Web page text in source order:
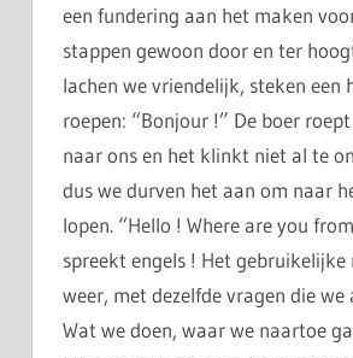
een fundering aan het maken
stappen gewoon door en ter
lachen we vriendelijk, steken een
roepen: “Bonjour !” De boer
naar ons en het klinkt niet al te
dus we durven het aan om naar
lopen. “Hello ! Where are you
spreekt engels ! Het
weer, met dezelfde vragen die
Wat we doen, waar we naartoe